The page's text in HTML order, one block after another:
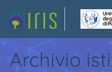
Archivio